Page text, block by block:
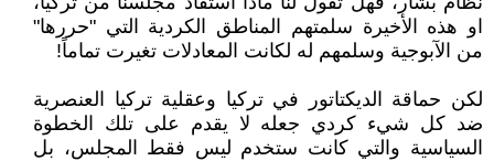
او هذه الأخيرة سلمتهم المناطق الكردية التي "حررها"
من الآبوجية وسلمهم له لكانت المعادلات تغيرت تماماً!
لكن حماقة الديكتاتور في تركيا وعقلية تركيا العنصرية
ضد كل شيء كردي جعله لا يقدم على تلك الخطوة
السياسية والتي كانت ستخدم ليس فقط المجلس، بل